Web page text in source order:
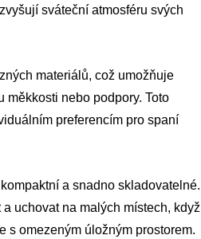
sváteční atmosféru svých
materiálů, což umožňuje
měkkosti nebo podpory. Toto
preferencím pro spaní
a snadno skladovatelné.
uchovat na malých místech, když
s omezeným úložným prostorem.